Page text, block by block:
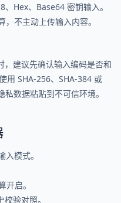
Hex、Base64 密钥输入。
不主动上传输入内容。
，建议先确认输入编码是否和
用 SHA-256、SHA-384 或
数据粘贴到不可信环境。
模式。
开启。
验对照。